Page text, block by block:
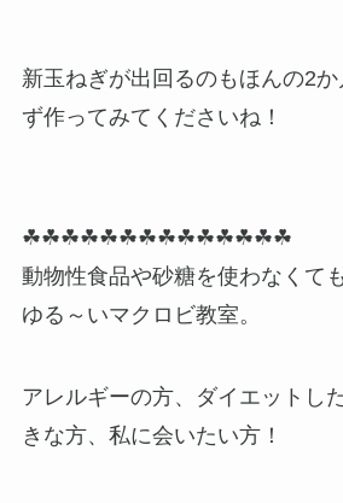
新玉ねぎが出回るのもほんの2
ず作ってみてくださいね！
☘☘☘☘☘☘☘☘☘☘☘☘☘☘
動物性食品や砂糖を使わなくて
ゆる～いマクロビ教室。
アレルギーの方、ダイエットし
きな方、私に会いたい方！